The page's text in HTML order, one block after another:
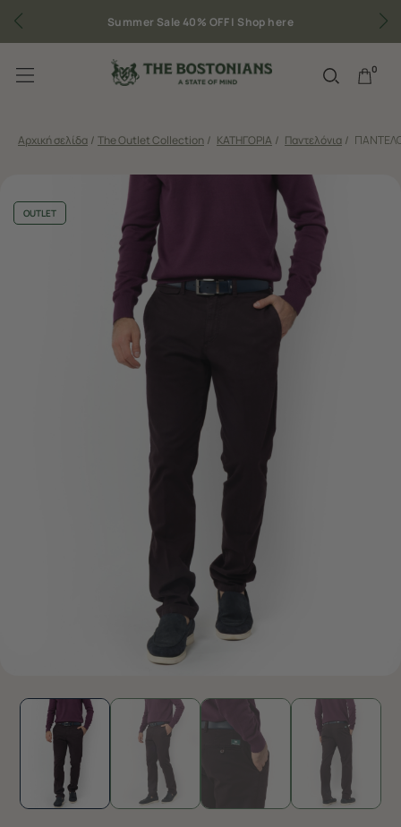
Summer Sale 40% OFF | Shop here
0
Αρχική σελίδα / The Outlet Collection / ΚΑΤΗΓΟΡΙΑ / Παντελόνια /
OUTLET